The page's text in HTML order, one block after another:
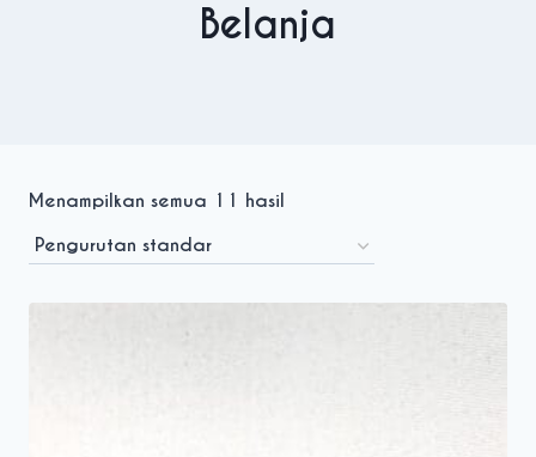
Belanja
Menampilkan semua 11 hasil